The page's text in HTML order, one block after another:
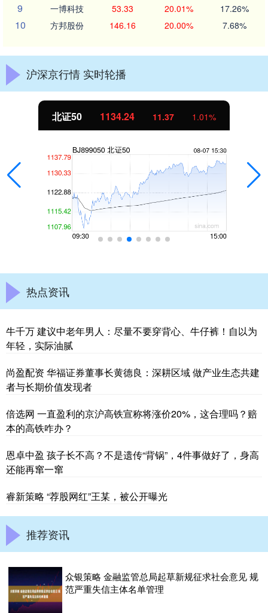
9 一博科技 53.33 20.01% 17.26%
10 方邦股份 146.16 20.00% 7.68%
沪深京行情 实时轮播
北证50 1134.24 11.37 1.01%
热点资讯
牛千万 建议中老年男人：尽量不要穿背心、牛仔裤！自以为
年轻，实际油腻
尚盈配资 华福证券董事长黄德良：深耕区域 做产业生态共建
者与长期价值发现者
倍选网 一直盈利的京沪高铁宣称将涨价20%，这合理吗？赔
本的高铁咋办？
恩卓中盈 孩子长不高？不是遗传“背锅”，4件事做好了，身高
还能再窜一窜
睿新策略 “荐股网红”王某，被公开曝光
推荐资讯
众银策略 金融监管总局起草新规征求社会意见 规
范严重失信主体名单管理